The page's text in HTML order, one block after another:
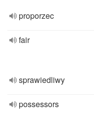
proporzec
fair
sprawiedliwy
possessors